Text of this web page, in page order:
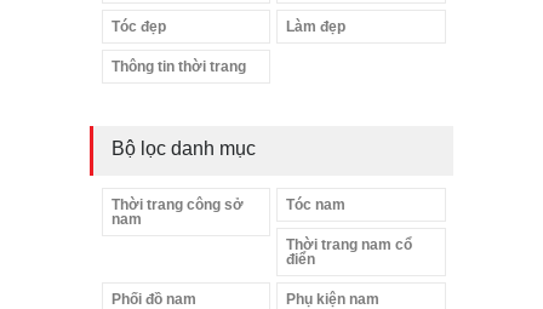
Tóc đẹp Làm đẹp
Thông tin thời trang
Bộ lọc danh mục
Thời trang công sở
nam
Tóc nam
Thời trang nam cổ
điển
Phối đồ nam Phụ kiện nam